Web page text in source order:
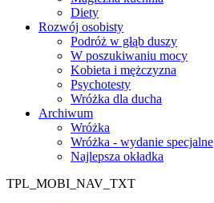
Diety
Rozwój osobisty
Podróż w głąb duszy
W poszukiwaniu mocy
Kobieta i mężczyzna
Psychotesty
Wróżka dla ducha
Archiwum
Wróżka
Wróżka - wydanie specjalne
Najlepsza okładka
TPL_MOBI_NAV_TXT